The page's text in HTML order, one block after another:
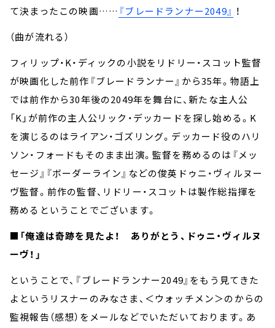
て決まったこの映画…… 『ブレードランナー2049』 ！
（曲が流れる）
フィリップ・K・ディックの小説をリドリー・スコット監督
が映画化した前作『ブレードランナー』から35年。物語上
では前作から30年後の2049年を舞台に、新たな主人公
「K」が前作の主人公リック・デッカードを探し始める。K
を演じるのはライアン・ゴズリング。デッカード役のハリ
ソン・フォードもそのまま出演。監督を務めるのは『メッ
セージ』『ボーダーライン』などの俊英ドゥニ・ヴィルヌー
ヴ監督。前作の監督、リドリー・スコットは製作総指揮を
務めるということでございます。
■「俺達は奇跡を見たよ！ ありがとう、ドゥニ・ヴィルヌ
ーヴ！」
ということで、『ブレードランナー2049』をもう見てきた
よというリスナーのみなさま、＜ウォッチメン＞のからの
監視報告（感想）をメールなどでいただいております。あ